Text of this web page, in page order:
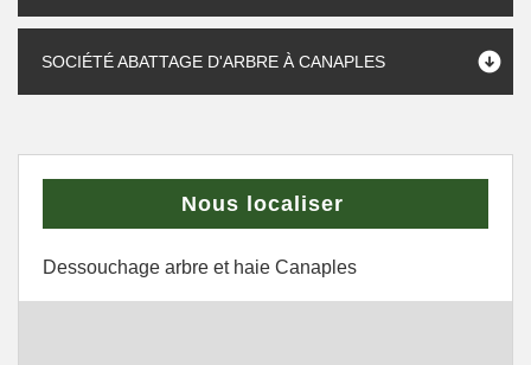
SOCIÉTÉ ABATTAGE D'ARBRE À CANAPLES
Nous localiser
Dessouchage arbre et haie Canaples